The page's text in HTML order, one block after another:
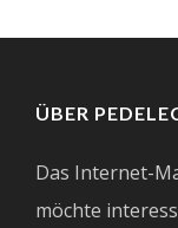
ÜBER
Das Internet-
möchte